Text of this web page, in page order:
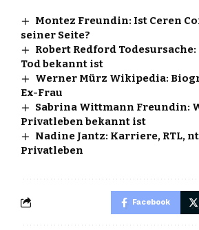
Montez Freundin: Ist Ceren
seiner Seite?
Robert Redford
Tod bekannt ist
Werner Mürz Wikipedia:
Ex-Frau
Sabrina Wittmann Freundin:
Privatleben bekannt ist
Nadine Jantz: Karriere, RTL,
Privatleben
Facebook